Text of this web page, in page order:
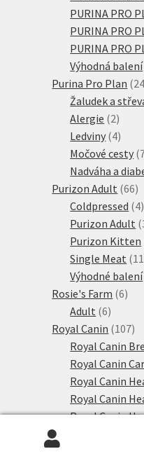
PURINA PRO
PURINA PRO
PURINA PRO
Výhodná balení
Purina Pro Plan 24
Žaludek a
Alergie 22
Ledviny 44
Močové cesty
Nadváha a
Purizon Adult 6666
Coldpressed 44
Purizon Adult
Purizon Kitten
Single Meat 11
Výhodné balení
Rosie's Farm 66
Adult 66
Royal Canin 107107
Royal Canin
Royal Canin
Royal Canin
Royal Canin
Royal Canin
Royal Canin
Sanabelle granule